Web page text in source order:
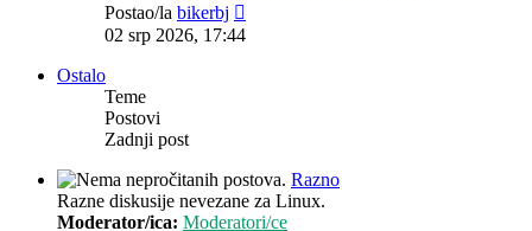
Postao/la bikerbj
02 srp 2026, 17:44
Ostalo
Teme
Postovi
Zadnji post
Razno
Razne diskusije nevezane za Linux.
Moderator/ica: Moderatori/ce